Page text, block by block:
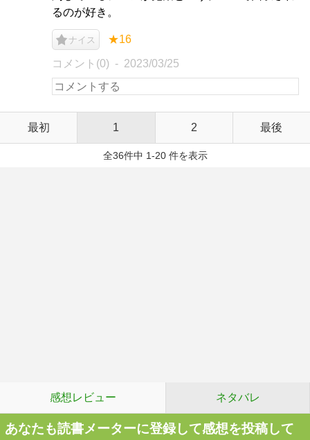
るのが好き。
ナイス ★16
コメント(0) 2023/03/25
最初 1 2 最後
全36件中 1-20 件を表示
感想レビュー ネタバレ
あなたも読書メーターに登録して感想を投稿して